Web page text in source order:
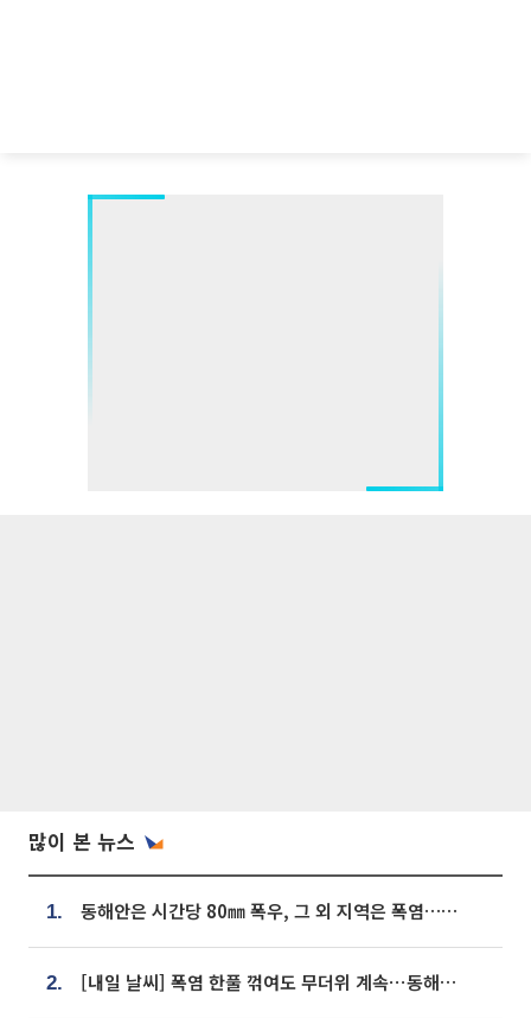
많이 본 뉴스
1. 동해안은 시간당 80㎜ 폭우, 그 외 지역은 폭염…‘극과 극 날씨’
2. [내일 날씨] 폭염 한풀 꺾여도 무더위 계속⋯동해안 이틀 연속 비